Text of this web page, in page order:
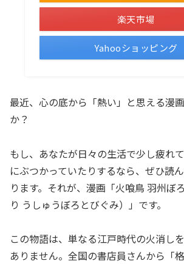
楽天市場
Yahooショッピング
最近、心の底から「熱い」と思える漫
か？
もし、あなたが日々の生活で少し疲れ
にぶつかっていたりするなら、ぜひ読
ります。それが、漫画「火喰鳥 羽州ぼ
り うしゅうぼろとびぐみ）」です。
この物語は、単なる江戸時代の火消し
ありません。全国の書店員さんから「